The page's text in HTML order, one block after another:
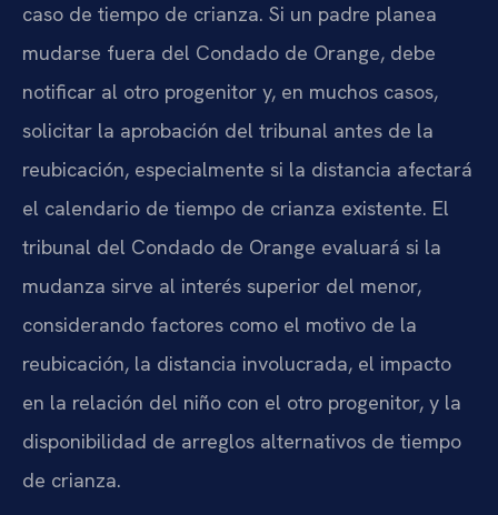
caso de tiempo de crianza. Si un padre planea
mudarse fuera del Condado de Orange, debe
notificar al otro progenitor y, en muchos casos,
solicitar la aprobación del tribunal antes de la
reubicación, especialmente si la distancia afectará
el calendario de tiempo de crianza existente. El
tribunal del Condado de Orange evaluará si la
mudanza sirve al interés superior del menor,
considerando factores como el motivo de la
reubicación, la distancia involucrada, el impacto
en la relación del niño con el otro progenitor, y la
disponibilidad de arreglos alternativos de tiempo
de crianza.